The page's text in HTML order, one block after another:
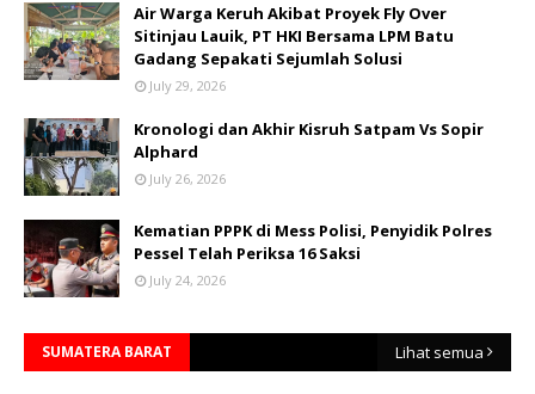
Air Warga Keruh Akibat Proyek Fly Over
Sitinjau Lauik, PT HKI Bersama LPM Batu
Gadang Sepakati Sejumlah Solusi
July 29, 2026
Kronologi dan Akhir Kisruh Satpam Vs Sopir
Alphard
July 26, 2026
Kematian PPPK di Mess Polisi, Penyidik Polres
Pessel Telah Periksa 16 Saksi
July 24, 2026
SUMATERA BARAT Lihat semua